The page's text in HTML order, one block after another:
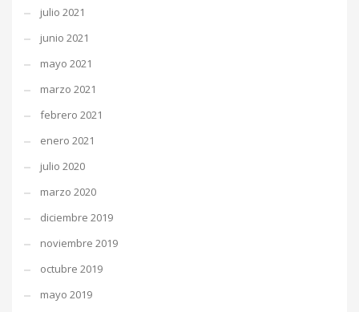
julio 2021
junio 2021
mayo 2021
marzo 2021
febrero 2021
enero 2021
julio 2020
marzo 2020
diciembre 2019
noviembre 2019
octubre 2019
mayo 2019